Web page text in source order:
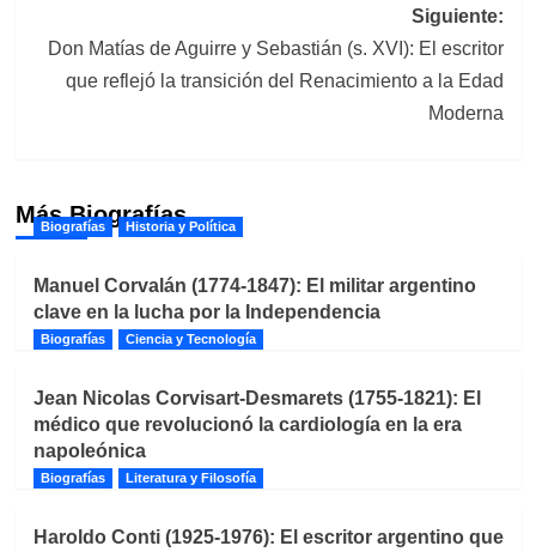
Siguiente:
Don Matías de Aguirre y Sebastián (s. XVI): El escritor
que reflejó la transición del Renacimiento a la Edad
Moderna
Más Biografías
Biografías Historia y Política
Manuel Corvalán (1774-1847): El militar argentino
clave en la lucha por la Independencia
Biografías Ciencia y Tecnología
Jean Nicolas Corvisart-Desmarets (1755-1821): El
médico que revolucionó la cardiología en la era
napoleónica
Biografías Literatura y Filosofía
Haroldo Conti (1925-1976): El escritor argentino que